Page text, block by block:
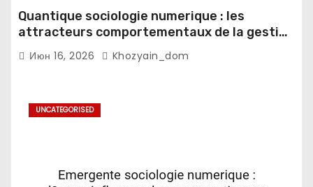
Quantique sociologie numerique : les
attracteurs comportementaux de la gestion
du sommeil en contexte fatigue
decisionnelle
Июн 16, 2026 Khozyain_dom
UNCATEGORISED